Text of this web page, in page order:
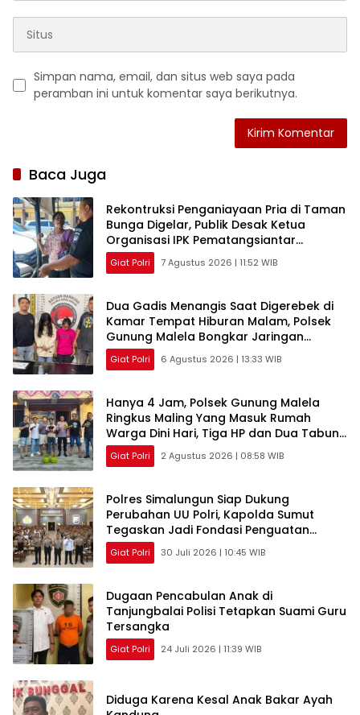
Simpan nama, email, dan situs web saya pada
peramban ini untuk komentar saya berikutnya.
Baca Juga
Rekontruksi Penganiayaan Pria di Taman
Bunga Digelar, Publik Desak Ketua
Organisasi IPK Pematangsiantar
Diperiksa
Giat Polri 7 Agustus 2026 | 11:52 WIB
Dua Gadis Menangis Saat Digerebek di
Kamar Tempat Hiburan Malam, Polsek
Gunung Malela Bongkar Jaringan
Pemakai Sabu di Simalungun
Giat Polri 6 Agustus 2026 | 13:33 WIB
Hanya 4 Jam, Polsek Gunung Malela
Ringkus Maling Yang Masuk Rumah
Warga Dini Hari, Tiga HP dan Dua Tabung
Gas Berhasil Diamankan
Giat Polri 2 Agustus 2026 | 08:58 WIB
Polres Simalungun Siap Dukung
Perubahan UU Polri, Kapolda Sumut
Tegaskan Jadi Fondasi Penguatan
Profesionalisme dan Akuntabilitas
Personel
Giat Polri 30 Juli 2026 | 10:45 WIB
Dugaan Pencabulan Anak di
Tanjungbalai Polisi Tetapkan Suami Guru
Tersangka
Giat Polri 24 Juli 2026 | 11:39 WIB
Diduga Karena Kesal Anak Bakar Ayah